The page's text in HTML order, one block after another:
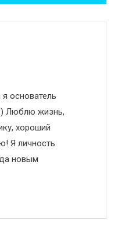
основатель
Люблю жизнь,
хороший
Я личность
новым